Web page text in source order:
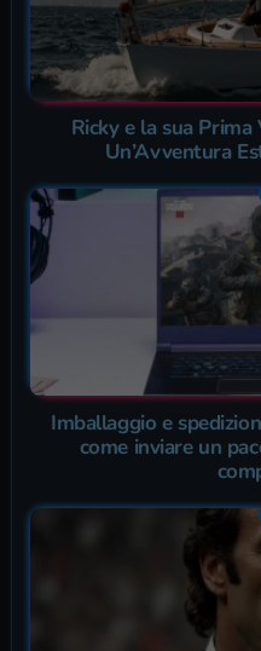
Ricky e la sua
Un’Avventura
Imballaggio e
come inviare un